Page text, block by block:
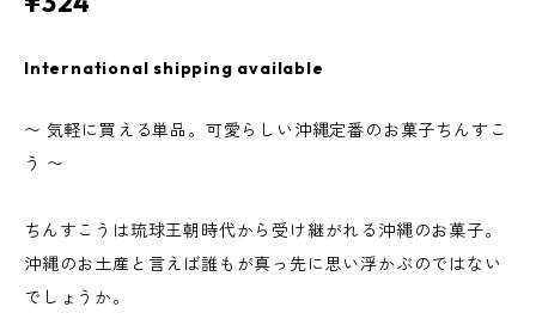
International shipping available
〜 気軽に買える単品。可愛らしい沖縄定番のお菓子ちんすこ
う 〜
ちんすこうは琉球王朝時代から受け継がれる沖縄のお菓子。
沖縄のお土産と言えば誰もが真っ先に思い浮かぶのではない
でしょうか。